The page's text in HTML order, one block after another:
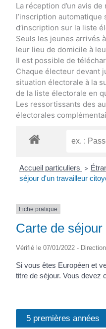
La réception d’un avis
l’inscription
d’inscription sur la liste
Seuls les jeunes arrivés
leur lieu de domicile à
Il est possible de
Chaque électeur devant
situation électorale à la
de la liste électorale en
Les ressortissants des
électorales
Accueil particuliers >
séjour d'un travailleur
Fiche pratique
Carte de
Vérifié le 07/01/2022 -
Si vous êtes Européen et
titre de séjour. Vous devez
5 premières années